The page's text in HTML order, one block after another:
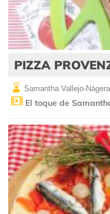
PIZZA
Samantha Vallejo-
El toque de